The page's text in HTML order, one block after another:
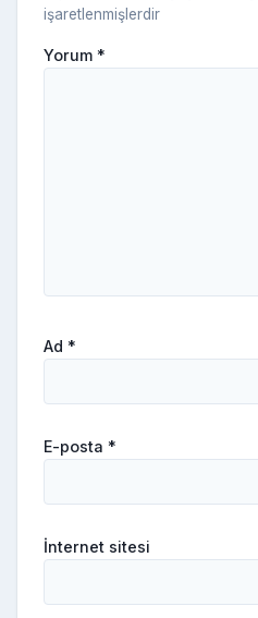
işaretlenmişlerdir
Yorum *
Ad *
E-posta *
İnternet sitesi